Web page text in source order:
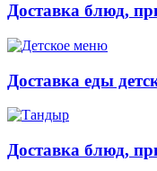
Доставка блюд,
Доставка еды
Доставка блюд,